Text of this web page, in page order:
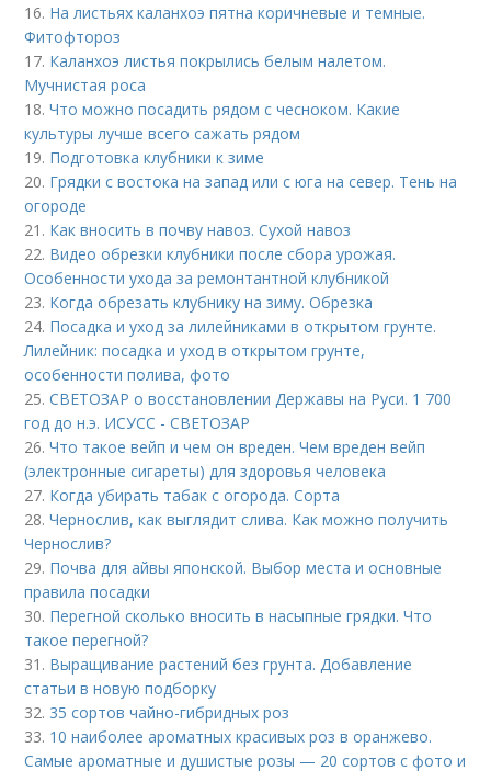
16. На листьях каланхоэ пятна коричневые и темные.
Фитофтороз
17. Каланхоэ листья покрылись белым налетом.
Мучнистая роса
18.Что можно посадить рядом с чесноком. Какие
культуры лучше всего сажать рядом
19. Подготовка клубники к зиме
20. Грядки с востока на запад или с юга на север. Тень на
огороде
21. Как вносить в почву навоз. Сухой навоз
22. Видео обрезки клубники после сбора урожая.
Особенности ухода за ремонтантной клубникой
23. Когда обрезать клубнику на зиму. Обрезка
24. Посадка и уход за лилейниками в открытом грунте.
Лилейник: посадка и уход в открытом грунте,
особенности полива, фото
25.СВЕТОЗАР о восстановлении Державы на Руси. 1 700
год до н.э. ИСУСС - СВЕТОЗАР
26.Что такое вейп и чем он вреден. Чем вреден вейп
(электронные сигареты) для здоровья человека
27. Когда убирать табак с огорода. Сорта
28.Чернослив, как выглядит слива. Как можно получить
Чернослив?
29. Почва для айвы японской. Выбор места и основные
правила посадки
30. Перегной сколько вносить в насыпные грядки. Что
такое перегной?
31. Выращивание растений без грунта. Добавление
статьи в новую подборку
32. 35 сортов чайно-гибридных роз
33. 10 наиболее ароматных красивых роз в оранжево.
Самые ароматные и душистые розы — 20 сортов с фото и